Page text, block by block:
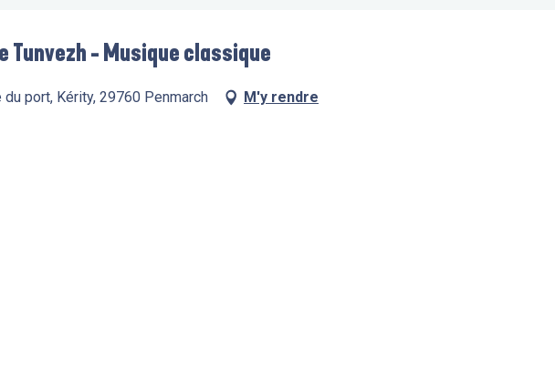
Tunvezh - Musique classique
port, Kérity, 29760 Penmarch M'y rendre